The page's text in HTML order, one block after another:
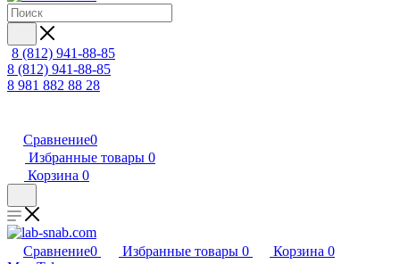
8 (812) 941-88-85
8 (812) 941-88-85
8 981 882 88 28
Сравнение0
Избранные товары 0
Корзина 0
Сравнение0 Избранные товары 0 Корзина 0